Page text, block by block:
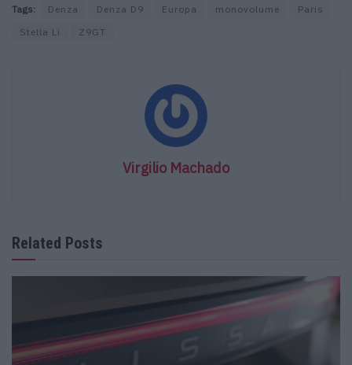
Tags: Denza Denza D9 Europa monovolume
Paris
Stella Li
Z9GT
Virgilio Machado
Related Posts